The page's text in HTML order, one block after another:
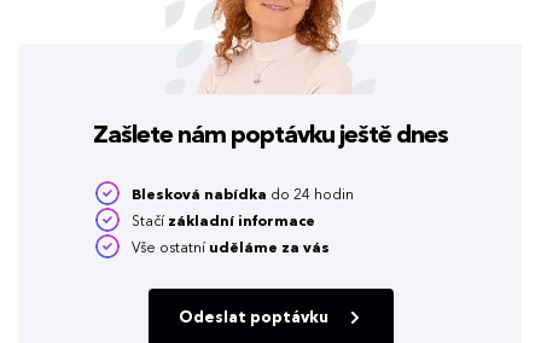
Zašlete nám poptávku ještě dnes
Blesková nabídka do 24 hodin
Stačí základní informace
Vše ostatní uděláme za vás
Odeslat poptávku